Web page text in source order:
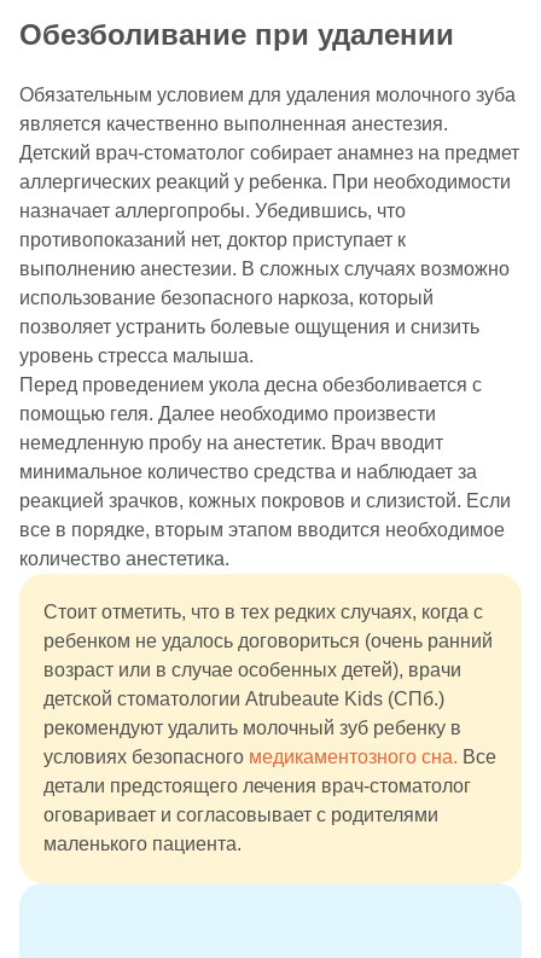
Обезболивание при удалении
Обязательным условием для удаления молочного зуба
является качественно выполненная анестезия.
Детский врач-стоматолог собирает анамнез на предмет
аллергических реакций у ребенка. При необходимости
назначает аллергопробы. Убедившись, что
противопоказаний нет, доктор приступает к
выполнению анестезии. В сложных случаях возможно
использование безопасного наркоза, который
позволяет устранить болевые ощущения и снизить
уровень стресса малыша.
Перед проведением укола десна обезболивается с
помощью геля. Далее необходимо произвести
немедленную пробу на анестетик. Врач вводит
минимальное количество средства и наблюдает за
реакцией зрачков, кожных покровов и слизистой. Если
все в порядке, вторым этапом вводится необходимое
количество анестетика.
Стоит отметить, что в тех редких случаях, когда с
ребенком не удалось договориться (очень ранний
возраст или в случае особенных детей), врачи
детской стоматологии Atrubeaute Kids (СПб.)
рекомендуют удалить молочный зуб ребенку в
условиях безопасного медикаментозного сна. Все
детали предстоящего лечения врач-стоматолог
оговаривает и согласовывает с родителями
маленького пациента.